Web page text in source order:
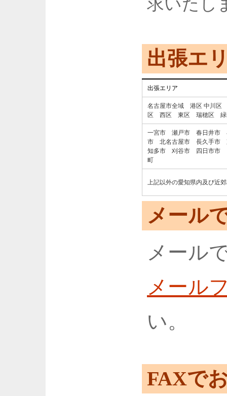
求いたし
出張エ
出張エリア
名古屋市全域 港区 中川
区 西区 東区 瑞穂区 緑
一宮市 瀬戸市 春日井市
市 北名古屋市 長久手
知多市 刈谷市 四日市市
町
上記以外の愛知県内及び近
メール
メール
メール
い。
FAXで